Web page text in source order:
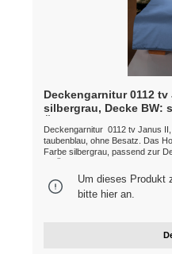
Deckengarnitur 0112 tv Janus II, Kissen: BW
silbergrau, Decke BW:
Deckengarnitur 0112 tv Janus
taubenblau, ohne Besatz. Das
Farbe silbergrau, passend zur
Musterabweichungen möglich.
Um dieses Produkt
bitte hieran.